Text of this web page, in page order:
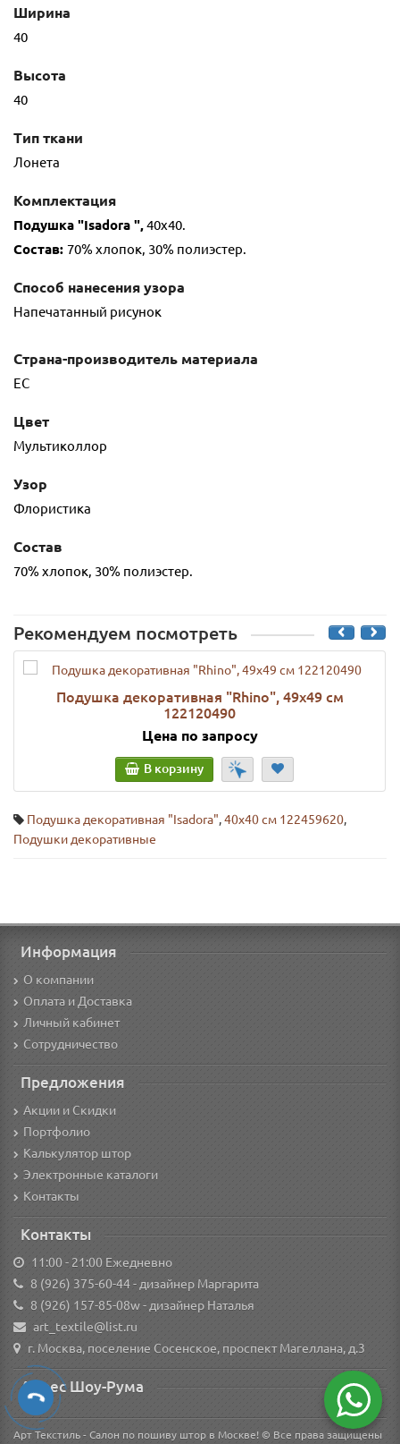
Ширина
40
Высота
40
Тип ткани
Лонета
Комплектация
Подушка "Isadora ",40х40.
Состав: 70% хлопок, 30% полиэстер.
Способ нанесения узора
Напечатанный рисунок
Страна-производитель материала
ЕС
Цвет
Мультиколлор
Узор
Флористика
Состав
70% хлопок, 30% полиэстер.
Рекомендуем посмотреть
Подушка декоративная "Rhino", 49х49 см
122120490
Цена по запросу
В корзину
Подушка декоративная "Isadora",40x40 см 122459620,
Подушки декоративные
Информация
О компании
Оплата и Доставка
Личный кабинет
Сотрудничество
Предложения
Акции и Скидки
Портфолио
Калькулятор штор
Электронные каталоги
Контакты
Контакты
11:00 - 21:00 Ежедневно
8 (926) 375-60-44- дизайнер Маргарита
8 (926) 157-85-08w- дизайнер Наталья
art_textile@list.ru
г. Москва, поселение Сосенское, проспект Магеллана, д.3
Адрес Шоу-Рума
Арт Текстиль - Салон по пошиву штор в Москве! © Все права защищены